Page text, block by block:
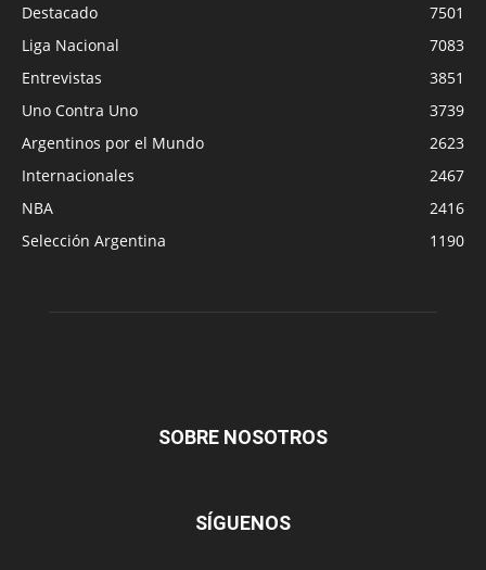
Destacado
7501
Liga Nacional
7083
Entrevistas
3851
Uno Contra Uno
3739
Argentinos por el Mundo
2623
Internacionales
2467
NBA
2416
Selección Argentina
1190
SOBRE NOSOTROS
SÍGUENOS